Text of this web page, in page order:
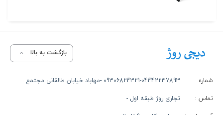
بازگشت به بالا
شماره
تماس :
09306824321-04442237893 -مهاباد خیابان طالقانی مجتمع
تجاری روژ طبقه اول -